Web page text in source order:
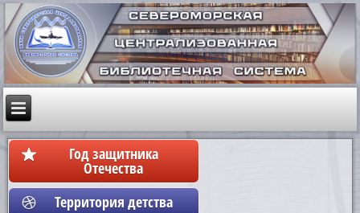
Год защитника
Отечества
Территория детства